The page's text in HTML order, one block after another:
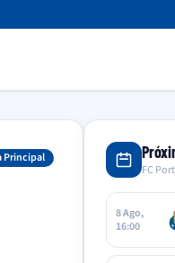
Principal
FC
8 Ago,
16:00